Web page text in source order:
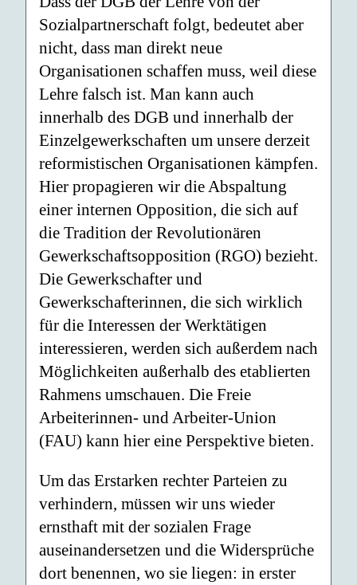
Sozialpartnerschaft folgt, bedeutet aber
nicht, dass man direkt neue
Organisationen schaffen muss, weil diese
Lehre falsch ist. Man kann auch
innerhalb des DGB und innerhalb der
Einzelgewerkschaften um unsere derzeit
reformistischen Organisationen kämpfen.
Hier propagieren wir die Abspaltung
einer internen Opposition, die sich auf
die Tradition der Revolutionären
Gewerkschaftsopposition (RGO) bezieht.
Die Gewerkschafter und
Gewerkschafterinnen, die sich wirklich
für die Interessen der Werktätigen
interessieren, werden sich außerdem nach
Möglichkeiten außerhalb des etablierten
Rahmens umschauen. Die Freie
Arbeiterinnen- und Arbeiter-Union
(FAU) kann hier eine Perspektive bieten.
Um das Erstarken rechter Parteien zu
verhindern, müssen wir uns wieder
ernsthaft mit der sozialen Frage
auseinandersetzen und die Widersprüche
dort benennen, wo sie liegen: in erster